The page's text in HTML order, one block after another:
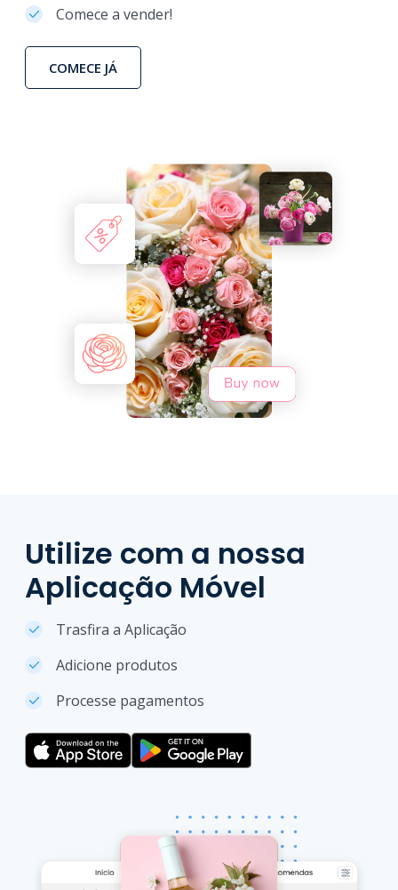
Comece a vender!
COMECE JÁ
Utilize com a nossa
Aplicação Móvel
Trasfira a Aplicação
Adicione produtos
Processe pagamentos